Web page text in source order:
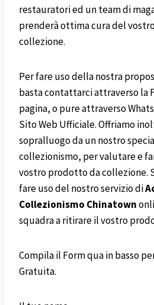
restauratori ed un team di
prenderà ottima cura del
collezione.
Per fare uso della nostra
basta contattarci attraverso la
pagina, o pure attraverso
Sito Web Ufficiale. Offriamo
sopralluogo da un nostro
collezionismo, per valutare e
vostro prodotto da collezione.
fare uso del nostro servizio di
Collezionismo Chinatown
squadra a ritirare il vostro
Compila il Form qua in basso
Gratuita.